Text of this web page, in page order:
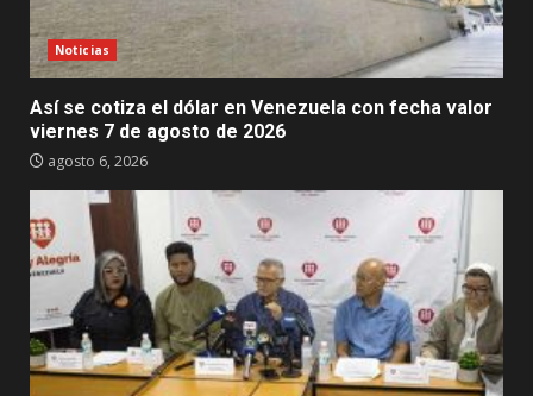
Noticias
Así se cotiza el dólar en Venezuela con fecha valor
viernes 7 de agosto de 2026
agosto 6, 2026